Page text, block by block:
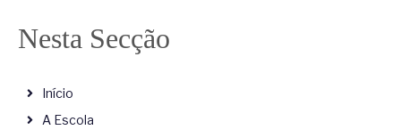
Nesta Secção
Início
A Escola